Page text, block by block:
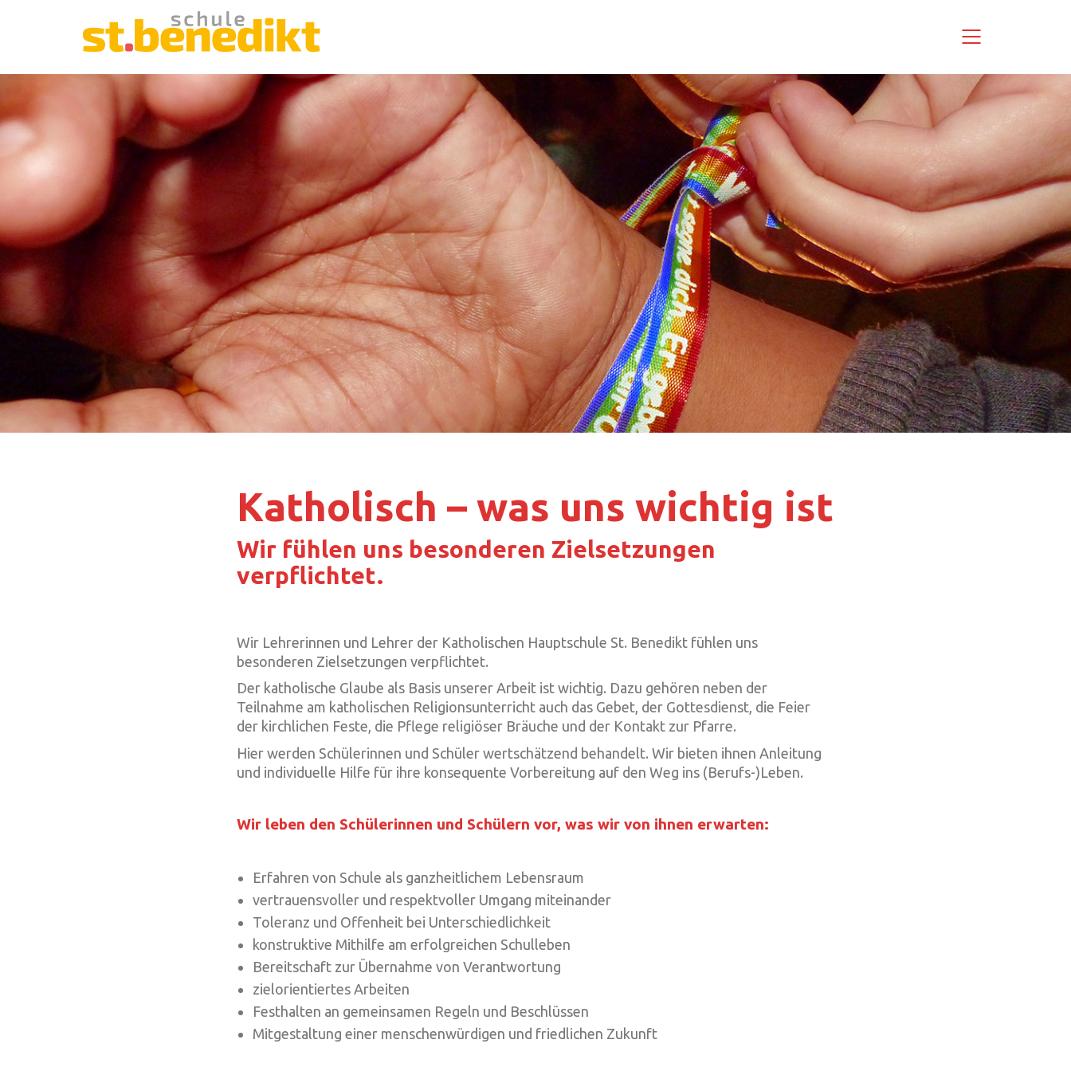
Katholisch – was uns wichtig ist
Wir fühlen uns besonderen Zielsetzungen
verpflichtet.
Wir Lehrerinnen und Lehrer der Katholischen Hauptschule St. Benedikt fühlen uns
besonderen Zielsetzungen verpflichtet.
Der katholische Glaube als Basis unserer Arbeit ist wichtig. Dazu gehören neben der
Teilnahme am katholischen Religionsunterricht auch das Gebet, der Gottesdienst, die Feier
der kirchlichen Feste, die Pflege religiöser Bräuche und der Kontakt zur Pfarre.
Hier werden Schülerinnen und Schüler wertschätzend behandelt. Wir bieten ihnen Anleitung
und individuelle Hilfe für ihre konsequente Vorbereitung auf den Weg ins (Berufs-)Leben.
Wir leben den Schülerinnen und Schülern vor, was wir von ihnen erwarten:
Erfahren von Schule als ganzheitlichem Lebensraum
vertrauensvoller und respektvoller Umgang miteinander
Toleranz und Offenheit bei Unterschiedlichkeit
konstruktive Mithilfe am erfolgreichen Schulleben
Bereitschaft zur Übernahme von Verantwortung
zielorientiertes Arbeiten
Festhalten an gemeinsamen Regeln und Beschlüssen
Mitgestaltung einer menschenwürdigen und friedlichen Zukunft